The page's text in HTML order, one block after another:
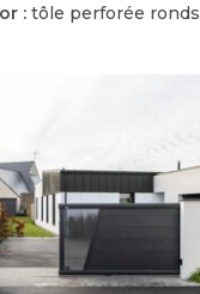
:tôle perforée ronds